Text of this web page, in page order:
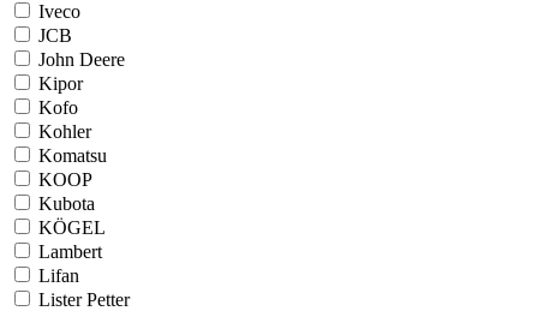
Iveco
JCB
John Deere
Kipor
Kofo
Kohler
Komatsu
KOOP
Kubota
KÖGEL
Lambert
Lifan
Lister Petter